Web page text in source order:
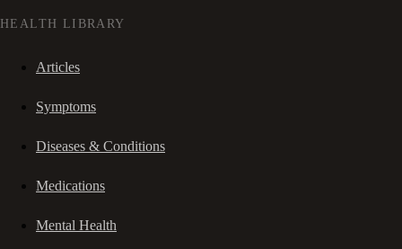
HEALTH LIBRARY
Articles
Symptoms
Diseases & Conditions
Medications
Mental Health